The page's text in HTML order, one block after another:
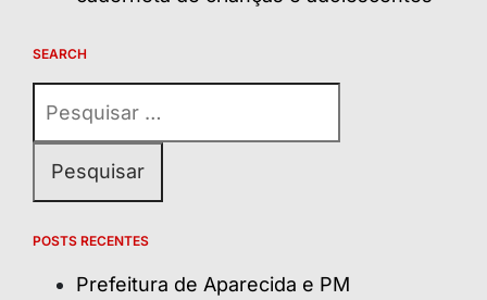
SEARCH
por:
POSTS RECENTES
Prefeitura de Aparecida e PM